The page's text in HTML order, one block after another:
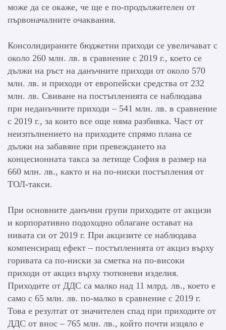
може да се окаже, че ще е по-продължителен от
първоначалните очаквания.
Консолидираните бюджетни приходи се увеличават с
около 260 млн. лв. в сравнение с 2019 г., което се
дължи на ръст на данъчните приходи от около 570
млн. лв. и приходи от европейски средства от 232
млн. лв. Свиване на постъпленията се наблюдава
при неданъчните приходи – 541 млн. лв. в сравнение
с 2019 г., за които все още няма разбивка. Част от
неизпълнението на приходите спрямо плана се
дължи на забавяне при превеждането на
концесионната такса за летище София в размер на
660 млн. лв., както и на по-ниски постъпления от
ТОЛ-такси.
При основните данъчни групи приходите от акцизи
и корпоративно подоходно облагане остават на
нивата си от 2019 г. При акцизите се наблюдава
компенсиращ ефект – постъпленията от акциз върху
горивата са по-ниски за сметка на по-високи
приходи от акциз върху тютюневи изделия.
Приходите от ДДС са малко над 11 млрд. лв., което е
само с 65 млн. лв. по-малко в сравнение с 2019 г.
Това е резултат от значителен спад при приходите от
ДДС от внос – 765 млн. лв., който почти изцяло е